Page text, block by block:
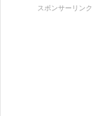
スポンサーリンク